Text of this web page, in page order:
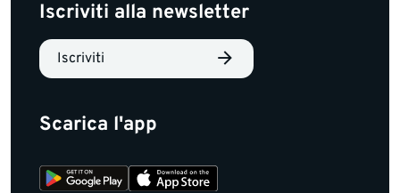
Iscriviti alla newsletter
Iscriviti
Scarica l'app